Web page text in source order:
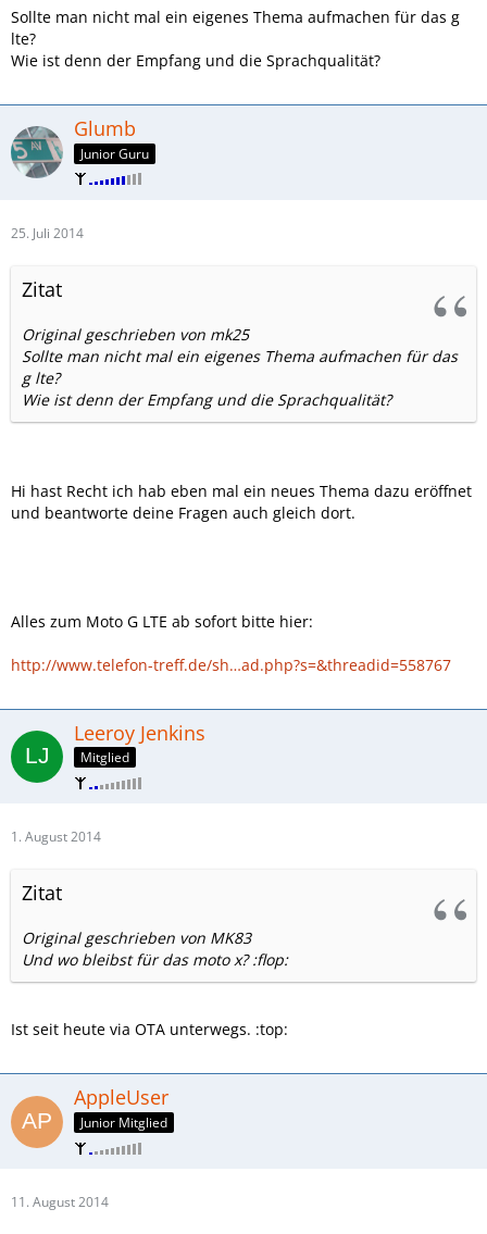
Sollte man nicht mal ein eigenes Thema aufmachen für das g
lte?
Wie ist denn der Empfang und die Sprachqualität?
Glumb
Junior Guru
25. Juli 2014
Zitat
Original geschrieben von mk25
Sollte man nicht mal ein eigenes Thema aufmachen für das
g lte?
Wie ist denn der Empfang und die Sprachqualität?
Hi hast Recht ich hab eben mal ein neues Thema dazu eröffnet
und beantworte deine Fragen auch gleich dort.
Alles zum Moto G LTE ab sofort bitte hier:
http://www.telefon-treff.de/sh…ad.php?s=&threadid=558767
Leeroy Jenkins
Mitglied
1. August 2014
Zitat
Original geschrieben von MK83
Und wo bleibst für das moto x? :flop:
Ist seit heute via OTA unterwegs. :top:
AppleUser
Junior Mitglied
11. August 2014